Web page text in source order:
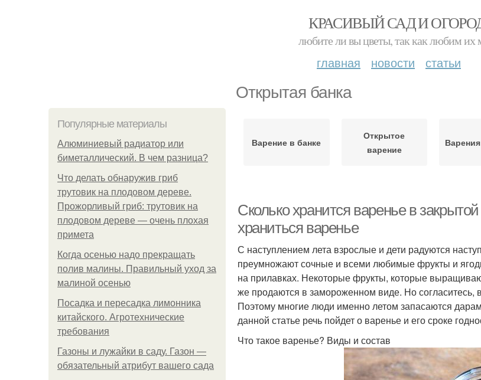
КРАСИВЫЙ САД И
любите ли вы цветы, так как любим их
главная новости статьи
Открытая банка
Популярные материалы
Алюминиевый радиатор или
биметаллический. В чем разница?
Что делать обнаружив гриб
трутовик на плодовом дереве.
Прожорливый гриб: трутовик на
плодовом дереве — очень плохая
примета
Когда осенью надо прекращать
полив малины. Правильный уход за
малиной осенью
Посадка и пересадка лимонника
китайского. Агротехнические
требования
Газоны и лужайки в саду. Газон —
обязательный атрибут вашего сада
Варение в банке
Открытое
варение
Сколько хранится варенье в
храниться варенье
С наступлением лета взрослые и дети радуются
преумножают сочные и всеми любимые фрукты и
на прилавках. Некоторые фрукты, которые
же продаются в замороженном виде. Но согласитесь,
Поэтому многие люди именно летом запасаются
данной статье речь пойдет о варенье и его сроке
Что такое варенье? Виды и состав